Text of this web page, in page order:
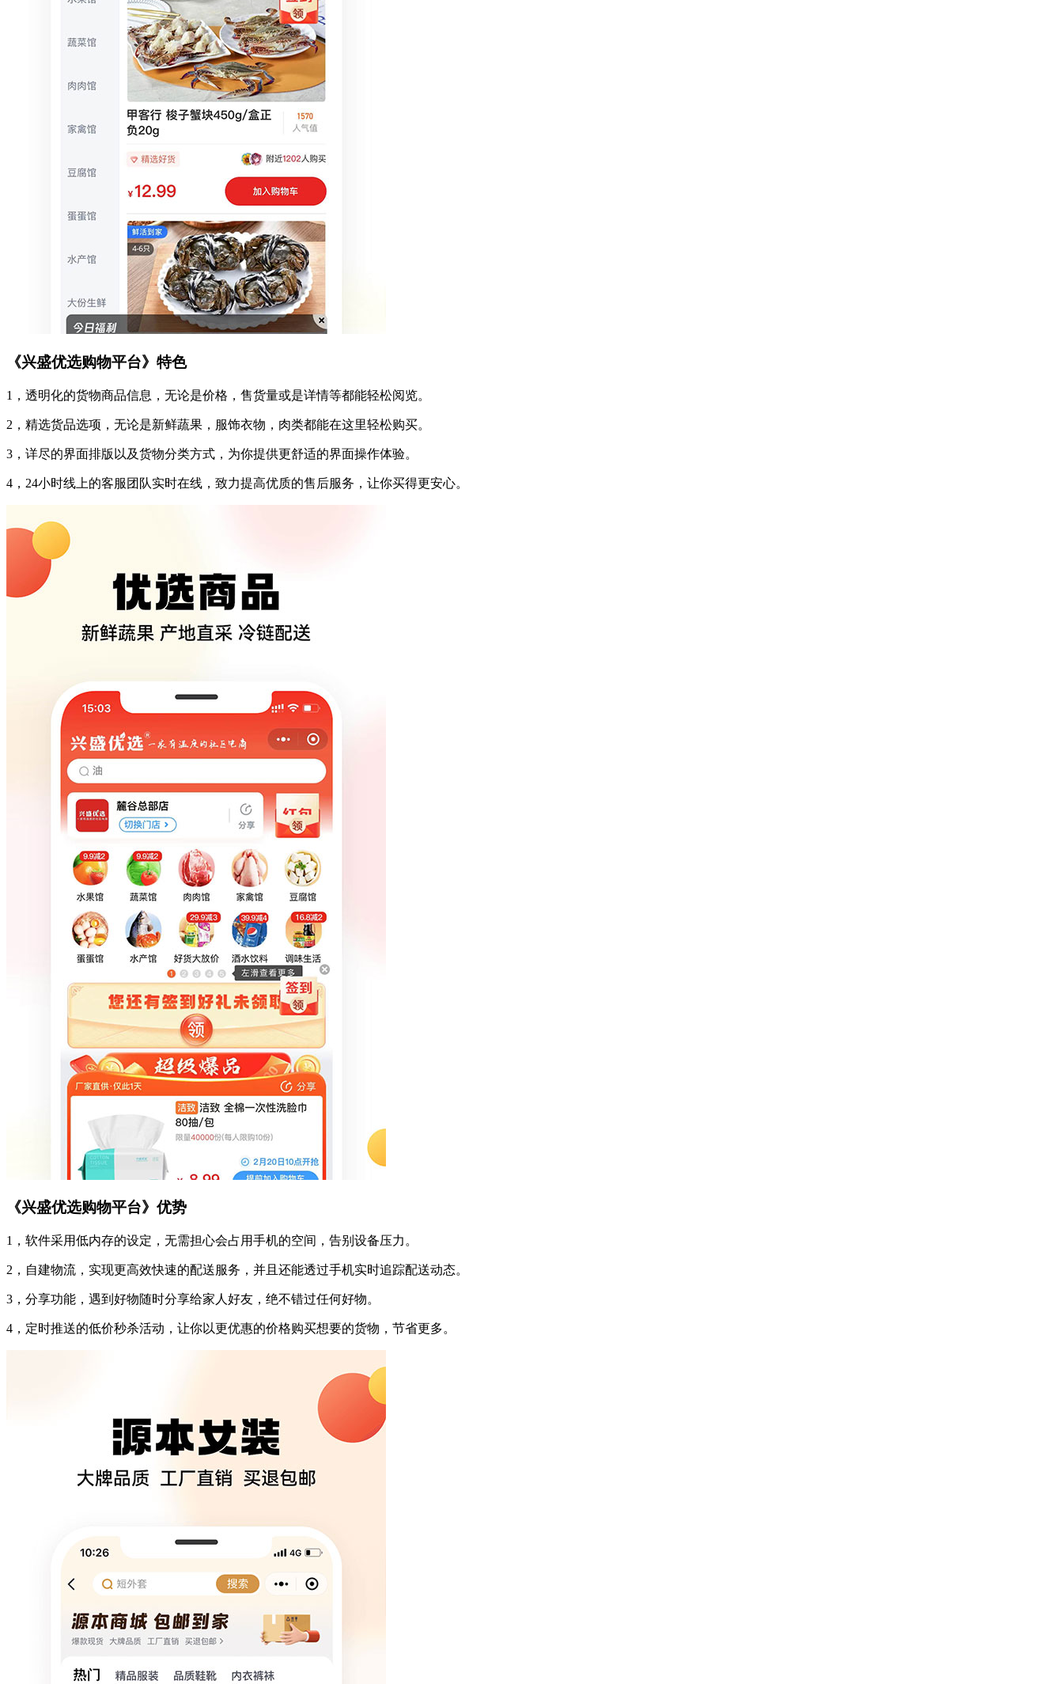
《兴盛优选购物平台》特色
1，透明化的货物商品信息，无论是价格，售货量或是详情等都能轻松阅览。
2，精选货品选项，无论是新鲜蔬果，服饰衣物，肉类都能在这里轻松购买。
3，详尽的界面排版以及货物分类方式，为你提供更舒适的界面操作体验。
4，24小时线上的客服团队实时在线，致力提高优质的售后服务，让你买得更安心。
《兴盛优选购物平台》优势
1，软件采用低内存的设定，无需担心会占用手机的空间，告别设备压力。
2，自建物流，实现更高效快速的配送服务，并且还能透过手机实时追踪配送动态。
3，分享功能，遇到好物随时分享给家人好友，绝不错过任何好物。
4，定时推送的低价秒杀活动，让你以更优惠的价格购买想要的货物，节省更多。